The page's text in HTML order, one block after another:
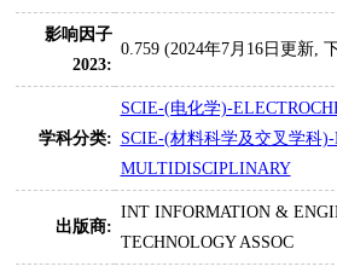
影响因子
2023:
0.759 (2024年7月16日更新,
学科分类:
SCIE-(电化学)-
SCIE-(材料科学及交叉学科
MULTIDISCIPLINARY
出版商:
INT INFORMATION &
TECHNOLOGY ASSOC